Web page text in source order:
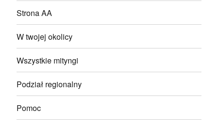
Strona AA
W twojej okolicy
Wszystkie mityngi
Podział regionalny
Pomoc